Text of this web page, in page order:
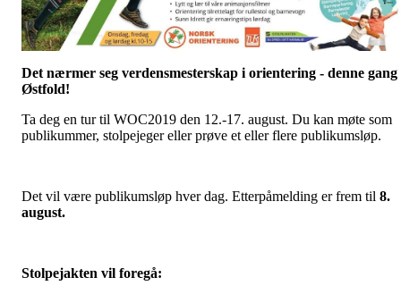
Det nærmer seg verdensmesterskap i orientering - denne gang
Østfold!
Ta deg en tur til WOC2019 den 12.-17. august. Du kan møte som
publikummer, stolpejeger eller prøve et eller flere publikumsløp.
Det vil være publikumsløp hver dag. Etterpåmelding er frem til 8.
august.
Stolpejakten vil foregå: